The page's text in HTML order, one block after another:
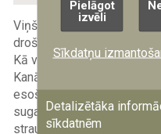
Viņš atzina, ka dabīgi un
drošības draudu
Kā vienu no piemēriem M.
Kanādu, kur savvaļas
esošajos mežu masīvos
sugas, kas ir
strauji izplatīties.
Pielāgot
izvēli
Sīkdatņu
Detalizētāka
sīkdatnēm